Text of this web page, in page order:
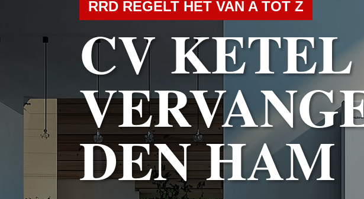
RRD REGELT HET VAN A TOT Z
CV KETEL
DEN HAM